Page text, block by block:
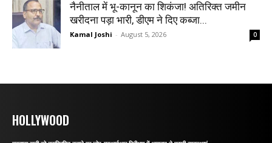
नैनीताल में भू-कानून का शिकंजा! अतिरिक्त जमीन
खरीदना पड़ा भारी, डीएम ने दिए कब्जा...
Kamal Joshi - August 5, 2026 0
HOLLYWOOD